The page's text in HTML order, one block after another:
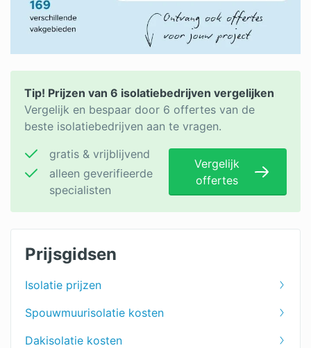
Tip! Prijzen van 6 isolatiebedrijven vergelijken
Vergelijk en bespaar door 6 offertes van de
beste isolatiebedrijven aan te vragen.
gratis & vrijblijvend
alleen geverifieerde
specialisten
Vergelijk
offertes
Prijsgidsen
Isolatie prijzen
Spouwmuurisolatie kosten
Dakisolatie kosten